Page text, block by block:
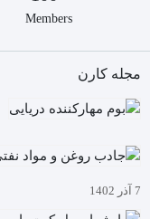
Members
مجله کارن
7 آذر 1402